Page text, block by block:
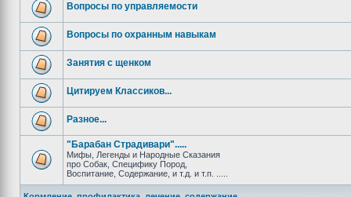
Вопросы по управляемости
Вопросы по охранным навыкам
Занятия с щенком
Цитируем Классиков...
Разное...
"Барабан Страдивари".....
Мифы, Легенды и Народные Сказания
про Собак, Специфику Пород,
Воспитание, Содержание, и т.д. и т.п. .....